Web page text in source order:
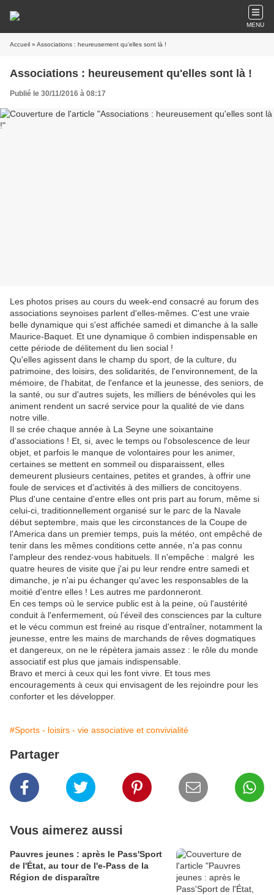
MENU
Accueil » Associations : heureusement qu'elles sont là !
Associations : heureusement qu'elles sont là !
Publié le 30/11/2016 à 08:17
Les photos prises au cours du week-end consacré au forum des
associations seynoises parlent d'elles-mêmes. C'est une vraie
belle dynamique qui s'est affichée samedi et dimanche à la salle
Maurice-Baquet. Et une dynamique ô combien indispensable en
cette période de délitement du lien social !
Qu'elles agissent dans le champ du sport, de la culture, du
patrimoine, des loisirs, des solidarités, de l'environnement, de la
mémoire, de l'habitat, de l'enfance et la jeunesse, des seniors, de
la santé, ou sur d'autres sujets, les milliers de bénévoles qui les
animent rendent un sacré service pour la qualité de vie dans
notre ville.
Il se crée chaque année à La Seyne une soixantaine
d'associations ! Et, si, avec le temps ou l'obsolescence de leur
objet, et parfois le manque de volontaires pour les animer,
certaines se mettent en sommeil ou disparaissent, elles
demeurent plusieurs centaines, petites et grandes, à offrir une
foule de services et d'activités à des milliers de concitoyens.
Plus d'une centaine d'entre elles ont pris part au forum, même si
celui-ci, traditionnellement organisé sur le parc de la Navale
début septembre, mais que les circonstances de la Coupe de
l'America dans un premier temps, puis la météo, ont empêché de
tenir dans les mêmes conditions cette année, n'a pas connu
l'ampleur des rendez-vous habituels. Il n'empêche : malgré les
quatre heures de visite que j'ai pu leur rendre entre samedi et
dimanche, je n'ai pu échanger qu'avec les responsables de la
moitié d'entre elles ! Les autres me pardonneront.
En ces temps où le service public est à la peine, où l'austérité
conduit à l'enfermement, où l'éveil des consciences par la culture
et le vécu commun est freiné au risque d'entraîner, notamment la
jeunesse, entre les mains de marchands de rêves dogmatiques
et dangereux, on ne le répètera jamais assez : le rôle du monde
associatif est plus que jamais indispensable.
Bravo et merci à ceux qui les font vivre. Et tous mes
encouragements à ceux qui envisagent de les rejoindre pour les
conforter et les développer.
#Sports - loisirs - vie associative et convivialité
Partager
Vous aimerez aussi
Pauvres jeunes : après le Pass'Sport
de l'État, au tour de l'e-Pass de la
Région de disparaître